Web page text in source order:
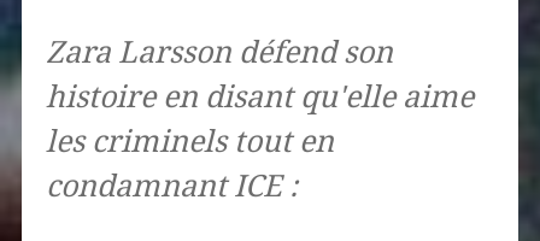
Zara Larsson défend son
histoire en disant qu'elle aime
les criminels tout en
condamnant ICE :